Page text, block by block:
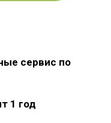
сервис по
1 год